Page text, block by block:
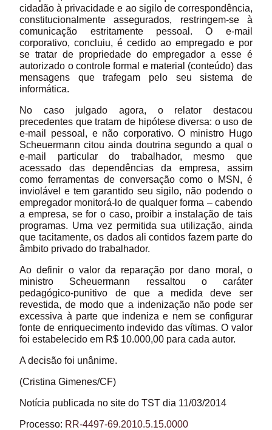
cidadão à privacidade e ao sigilo de correspondência,
constitucionalmente assegurados, restringem-se à
comunicação estritamente pessoal. O e-mail
corporativo, concluiu, é cedido ao empregado e por
se tratar de propriedade do empregador a esse é
autorizado o controle formal e material (conteúdo) das
mensagens que trafegam pelo seu sistema de
informática.
No caso julgado agora, o relator destacou
precedentes que tratam de hipótese diversa: o uso de
e-mail pessoal, e não corporativo. O ministro Hugo
Scheuermann citou ainda doutrina segundo a qual o
e-mail particular do trabalhador, mesmo que
acessado das dependências da empresa, assim
como ferramentas de conversação como o MSN, é
inviolável e tem garantido seu sigilo, não podendo o
empregador monitorá-lo de qualquer forma – cabendo
a empresa, se for o caso, proibir a instalação de tais
programas. Uma vez permitida sua utilização, ainda
que tacitamente, os dados ali contidos fazem parte do
âmbito privado do trabalhador.
Ao definir o valor da reparação por dano moral, o
ministro Scheuermann ressaltou o caráter
pedagógico-punitivo de que a medida deve ser
revestida, de modo que a indenização não pode ser
excessiva à parte que indeniza e nem se configurar
fonte de enriquecimento indevido das vítimas. O valor
foi estabelecido em R$ 10.000,00 para cada autor.
A decisão foi unânime.
(Cristina Gimenes/CF)
Notícia publicada no site do TST dia 11/03/2014
Processo: RR-4497-69.2010.5.15.0000